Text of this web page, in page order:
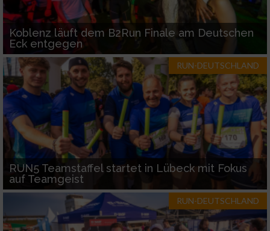
Koblenz läuft dem B2Run Finale am Deutschen
Eck entgegen
RUN-DEUTSCHLAND
RUN5 Teamstaffel startet in Lübeck mit Fokus
auf Teamgeist
RUN-DEUTSCHLAND